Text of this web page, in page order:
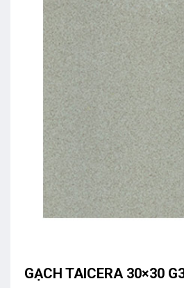
GẠCH TAICERA 30×30